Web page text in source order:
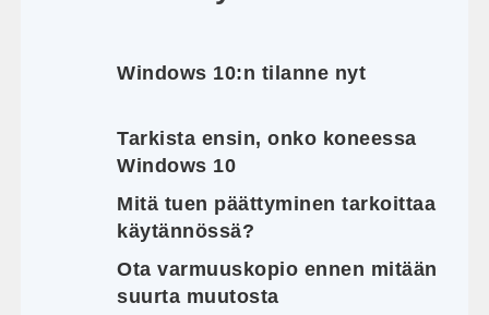
Windows 10:n tilanne nyt
Tarkista ensin, onko koneessa
Windows 10
Mitä tuen päättyminen tarkoittaa
käytännössä?
Ota varmuuskopio ennen mitään
suurta muutosta